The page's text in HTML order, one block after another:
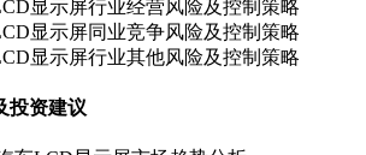
屏行业经营风险及控制策略
屏同业竞争风险及控制策略
屏行业其他风险及控制策略
投资建议